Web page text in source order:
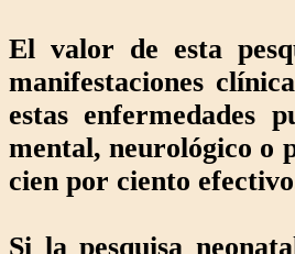
El valor de esta
manifestaciones
estas enfermedades
mental, neurológico o
cien por ciento
Si la pesquisa